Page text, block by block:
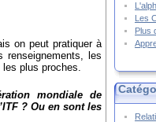
on peut pratiquer à
renseignements, les
plus proches.
mondiale de
? Ou en sont les
Les
Plus